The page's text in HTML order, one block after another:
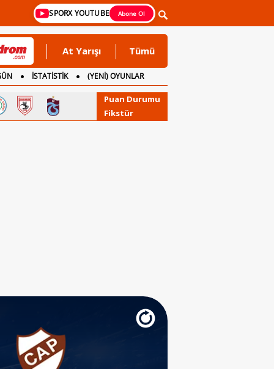
SPORX YOUTUBE Abone Ol
At Yarışı Tümü
İSTATİSTİK (YENİ) OYUNLAR
Puan Durumu
Fikstür